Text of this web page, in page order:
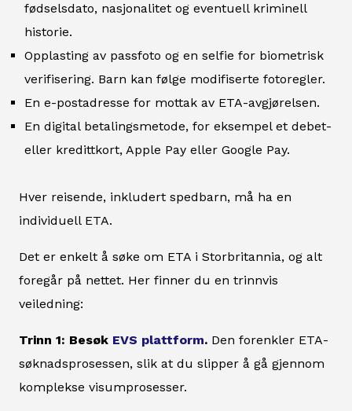
fødselsdato, nasjonalitet og eventuell kriminell
historie.
Opplasting av passfoto og en selfie for biometrisk
verifisering. Barn kan følge modifiserte fotoregler.
En e-postadresse for mottak av ETA-avgjørelsen.
En digital betalingsmetode, for eksempel et debet-
eller kredittkort, Apple Pay eller Google Pay.
Hver reisende, inkludert spedbarn, må ha en
individuell ETA.
Det er enkelt å søke om ETA i Storbritannia, og alt
foregår på nettet. Her finner du en trinnvis
veiledning:
Trinn 1: Besøk EVS plattform. Den forenkler ETA-
søknadsprosessen, slik at du slipper å gå gjennom
komplekse visumprosesser.